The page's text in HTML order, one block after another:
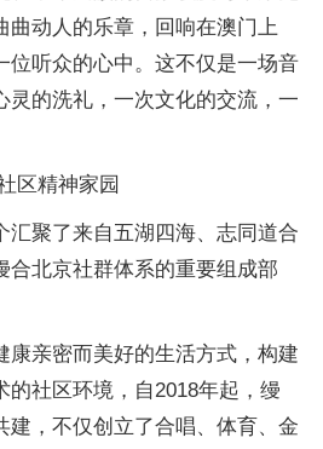
曲动人的乐章，回响在澳门上
位听众的心中。这不仅是一场音
灵的洗礼，一次文化的交流，一
区精神家园
汇聚了来自五湖四海、志同道合
合北京社群体系的重要组成部
康亲密而美好的生活方式，构建
的社区环境，自2018年起，缦
，不仅创立了合唱、体育、 金